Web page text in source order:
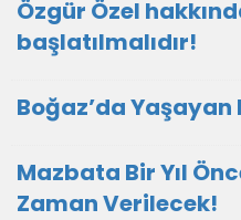
Özgür Özel
başlatılmalıdır!
Boğaz’da Yaşayan
Mazbata Bir Yıl
Zaman Verilecek!